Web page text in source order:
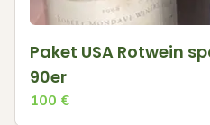
Paket USA Rotwein
90er
100 €